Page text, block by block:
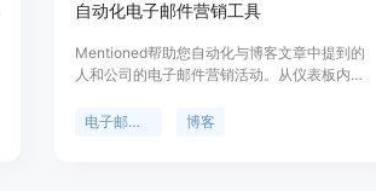
自动化电子邮件营销工具
Mentioned帮助您自动化与博客文章中提到的
人和公司的电子邮件营销活动。从仪表板内跟
电子邮件营销
博客